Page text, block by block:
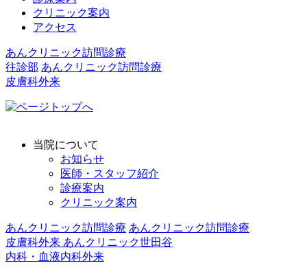
クリニック案内
アクセス
あんクリニック訪問診療
往診部 あんクリニック訪問診療
皮膚科外来
当院について
お知らせ
医師・スタッフ紹介
診療案内
クリニック案内
あんクリニック訪問診療 あんクリニック訪問診療
皮膚科外来 あんクリニック世田谷
内科・血液内科外来